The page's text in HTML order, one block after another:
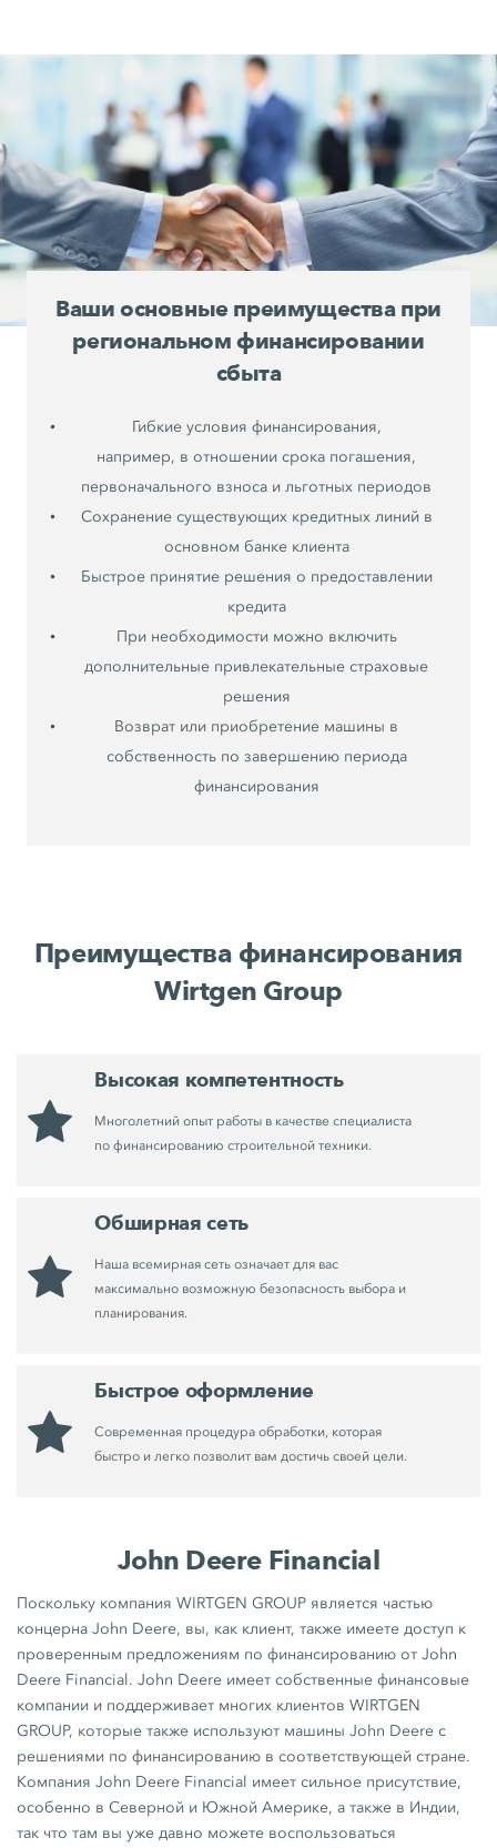
Ваши основные преимущества при
региональном финансировании
сбыта
Гибкие условия финансирования,
например, в отношении срока погашения,
первоначального взноса и льготных периодов
Сохранение существующих кредитных линий в
основном банке клиента
Быстрое принятие решения о предоставлении
кредита
При необходимости можно включить
дополнительные привлекательные страховые
решения
Возврат или приобретение машины в
собственность по завершению периода
финансирования
Преимущества финансирования
Wirtgen Group
Высокая компетентность
Многолетний опыт работы в качестве специалиста
по финансированию строительной техники.
Обширная сеть
Наша всемирная сеть означает для вас
максимально возможную безопасность выбора и
планирования.
Быстрое оформление
Современная процедура обработки, которая
быстро и легко позволит вам достичь своей цели.
John Deere Financial
Поскольку компания WIRTGEN GROUP является частью
концерна John Deere, вы, как клиент, также имеете доступ к
проверенным предложениям по финансированию от John
Deere Financial. John Deere имеет собственные финансовые
компании и поддерживает многих клиентов WIRTGEN
GROUP, которые также используют машины John Deere с
решениями по финансированию в соответствующей стране.
Компания John Deere Financial имеет сильное присутствие,
особенно в Северной и Южной Америке, а также в Индии,
так что там вы уже давно можете воспользоваться